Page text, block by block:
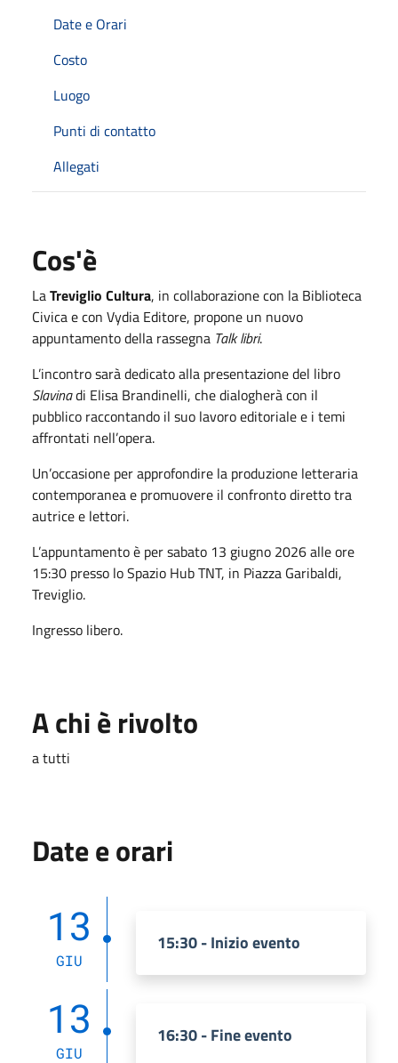
Date e Orari
Costo
Luogo
Punti di contatto
Allegati
Cos'è
LaTreviglio Cultura, in collaborazione con la Biblioteca
Civica e con Vydia Editore, propone un nuovo
appuntamento della rassegna Talk libri.
L’incontro sarà dedicato alla presentazione del libro
Slavinadi Elisa Brandinelli, che dialogherà con il
pubblico raccontando il suo lavoro editoriale e i temi
affrontati nell’opera.
Un’occasione per approfondire la produzione letteraria
contemporanea e promuovere il confronto diretto tra
autrice e lettori.
L’appuntamento è per sabato 13 giugno 2026 alle ore
15:30 presso loSpazio Hub TNT, in Piazza Garibaldi,
Treviglio.
Ingresso libero.
A chi è rivolto
a tutti
Date e orari
13
GIU
15:30 - Inizio evento
13
GIU
16:30 - Fine evento